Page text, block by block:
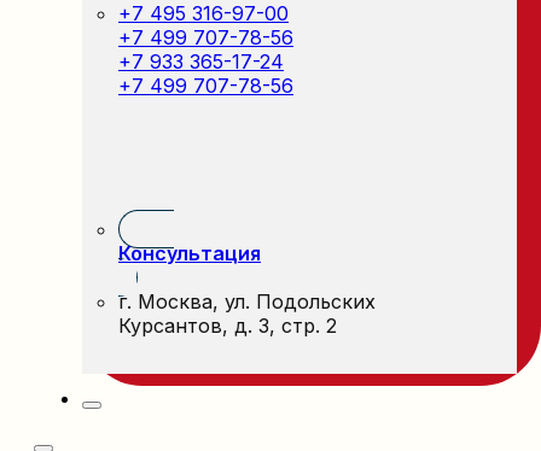
+7 495 316-97-00
+7 499 707-78-56
+7 933 365-17-24
+7 499 707-78-56
Консультация
г. Москва, ул. Подольских
Курсантов, д. 3, стр. 2